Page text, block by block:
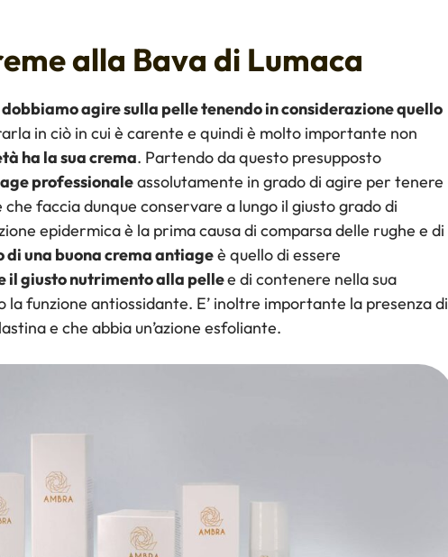
alla Bava di Lumaca
dobbiamo agire sulla pelle tenendo in considerazione quello
in ciò in cui è carente e quindi è molto importante non
ha la sua crema. Partendo da questo presupposto
professionaleassolutamente in grado di agire per tenere
faccia dunque conservare a lungo il giusto grado di
epidermica è la prima causa di comparsa delle rughe e di
di una buona crema antiageè quello di essere
giusto nutrimento alla pellee di contenere nella sua
funzione antiossidante. E’ inoltre importante la presenza di
e che abbia un’azione esfoliante.